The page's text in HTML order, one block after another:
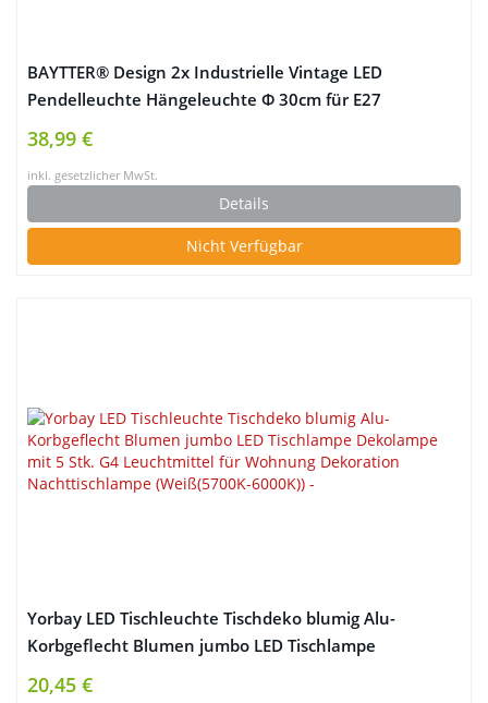
BAYTTER® Design 2x Industrielle Vintage LED
Pendelleuchte Hängeleuchte Φ 30cm für E27
Leuchtmittel, schwarz und weiß wählbar, für
Wohnzimmer Esszimmer Restaurant Keller
Untergeschoss usw. (schwarz)
38,99 €
inkl. gesetzlicher MwSt.
Details
Nicht Verfügbar
Yorbay LED Tischleuchte Tischdeko blumig Alu-
Korbgeflecht Blumen jumbo LED Tischlampe
Dekolampe mit 5 Stk. G4 Leuchtmittel für Wohnung
20,45 €